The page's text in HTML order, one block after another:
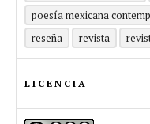
poesía mexicana
reseña
revista
LICENCIA